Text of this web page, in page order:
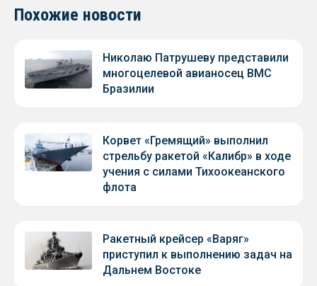
Похожие новости
Николаю Патрушеву представили
многоцелевой авианосец ВМС
Бразилии
Корвет «Гремящий» выполнил
стрельбу ракетой «Калибр» в ходе
учения с силами Тихоокеанского
флота
Ракетный крейсер «Варяг»
приступил к выполнению задач на
Дальнем Востоке